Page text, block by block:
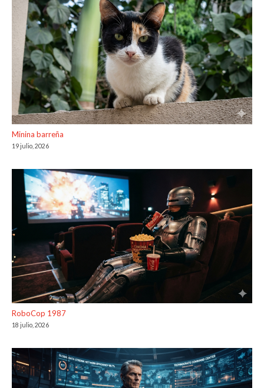
Minina barreña
19 julio, 2026
RoboCop 1987
18 julio, 2026